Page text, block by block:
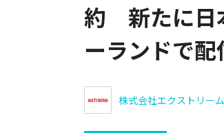
約 新たに日
ーランドで配
株式会社エクストリーム